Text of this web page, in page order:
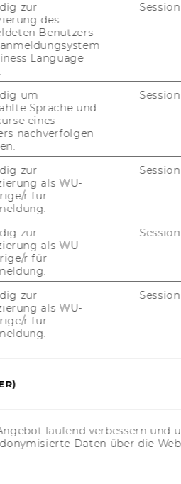
-
Hin­wei­se dazu fin­
Kom­pe­tenz­be­rei­
Pro­jekt
als Com­mu­ni­ty
oder Star­ting@WU Pro­
zu Be­ginn des Win­
zur
des
Benutzers
Language
Session
um
Sprache und
eines
nachverfolgen
Session
zur
als WU-
r für
Session
zur
als WU-
r für
Session
zur
als WU-
r für
Session
laufend verbessern und
Daten über die